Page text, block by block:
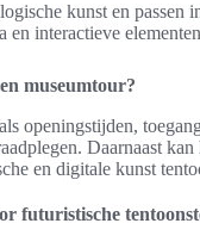
kunst en
interactieve
museumtour?
openingstijden,
Daarnaast
en digitale kunst
futuristische